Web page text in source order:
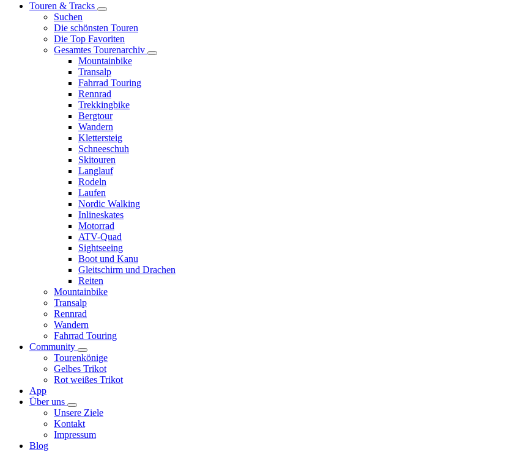
Touren & Tracks
Suchen
Die schönsten Touren
Die Top Favoriten
Gesamtes Tourenarchiv
Mountainbike
Transalp
Fahrrad Touring
Rennrad
Trekkingbike
Bergtour
Wandern
Klettersteig
Schneeschuh
Skitouren
Langlauf
Rodeln
Laufen
Nordic Walking
Inlineskates
Motorrad
ATV-Quad
Sightseeing
Boot und Kanu
Gleitschirm und Drachen
Reiten
Mountainbike
Transalp
Rennrad
Wandern
Fahrrad Touring
Community
Tourenkönige
Gelbes Trikot
Rot weißes Trikot
App
Über uns
Unsere Ziele
Kontakt
Impressum
Blog